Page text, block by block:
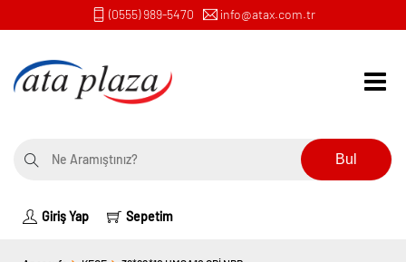
(0555) 989-5470 info@atax.com.tr
Bul
Giriş Yap Sepetim